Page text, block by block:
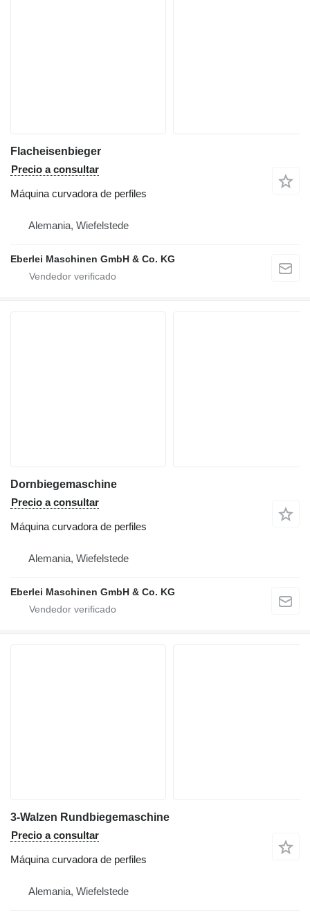
Flacheisenbieger
Precio a consultar
Máquina curvadora de perfiles
Alemania, Wiefelstede
Eberlei Maschinen GmbH & Co. KG
Dornbiegemaschine
Precio a consultar
Máquina curvadora de perfiles
Alemania, Wiefelstede
Eberlei Maschinen GmbH & Co. KG
3-Walzen Rundbiegemaschine
Precio a consultar
Máquina curvadora de perfiles
Alemania, Wiefelstede